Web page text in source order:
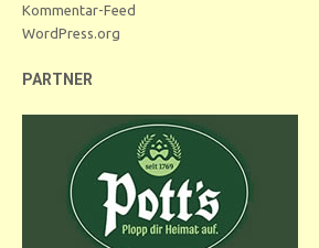
Kommentar-Feed
WordPress.org
PARTNER